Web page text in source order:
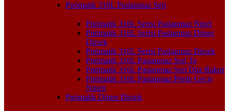
Pnömatik 316L Paslanmaz Seri
Pnömatik 316L Serisi Paslanmaz Nipel
Pnömatik 316L Serisi Paslanmaz Döner
Dirsek
Pnömatik 316L Serisi Paslanmaz Dirsek
Pnömatik 316L Paslanmaz Seri Te
Pnömatik 316L Paslanmaz Seri Düz Rakor
Pnömatik 316L Paslanmaz Perde Geçiş
Nipeli
Pnömatik Döner Dirsek